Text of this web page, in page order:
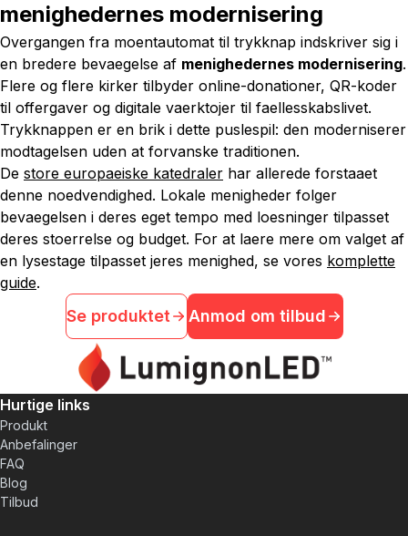
menighedernes modernisering
Overgangen fra moentautomat til trykknap indskriver sig i
en bredere bevaegelse af menighedernes modernisering.
Flere og flere kirker tilbyder online-donationer, QR-koder
til offergaver og digitale vaerktojer til faellesskabslivet.
Trykknappen er en brik i dette puslespil: den moderniserer
modtagelsen uden at forvanske traditionen.
De store europaeiske katedraler har allerede forstaaet
denne noedvendighed. Lokale menigheder folger
bevaegelsen i deres eget tempo med loesninger tilpasset
deres stoerrelse og budget. For at laere mere om valget af
en lysestage tilpasset jeres menighed, se vores komplette
guide.
Se produktet Anmod om tilbud
Hurtige links
Produkt
Anbefalinger
FAQ
Blog
Tilbud